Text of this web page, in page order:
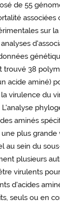
de 55
associées
sur
trouvé 38
acide aminé)
virulence du
L'analyse
aminés
plus grande
au sein du
plusieurs
virulents
d'acides
seuls ou en